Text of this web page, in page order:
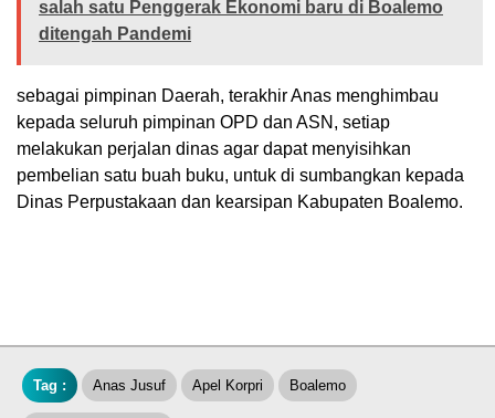
salah satu Penggerak Ekonomi baru di Boalemo
ditengah Pandemi
sebagai pimpinan Daerah, terakhir Anas menghimbau
kepada seluruh pimpinan OPD dan ASN, setiap
melakukan perjalan dinas agar dapat menyisihkan
pembelian satu buah buku, untuk di sumbangkan kepada
Dinas Perpustakaan dan kearsipan Kabupaten Boalemo.
Tag : Anas Jusuf Apel Korpri Boalemo